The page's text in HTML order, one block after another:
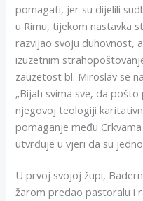
pomagati, jer su dijelili
u Rimu, tijekom nastavka
razvijao svoju duhovnost,
izuzetnim
zauzetost bl. Miroslav se
„Bijah svima sve, da
njegovoj teologiji
pomaganje među
utvrđuje u vjeri da su
U prvoj svojoj župi,
žarom predao pastoralu i